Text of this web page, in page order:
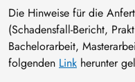
Die Hinweise für die
(Schadensfall-Bericht,
Bachelorarbeit,
folgenden Link herunter